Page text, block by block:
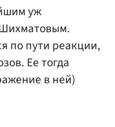
уж
по пути реакции,
Ее тогда
в ней)